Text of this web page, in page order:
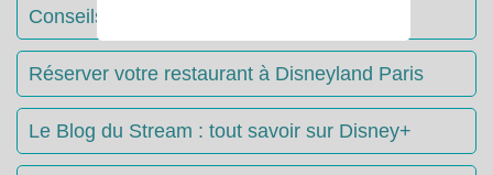
Conseils & Astuces Disneyland Paris
Réserver votre restaurant à Disneyland Paris
Le Blog du Stream : tout savoir sur Disney+